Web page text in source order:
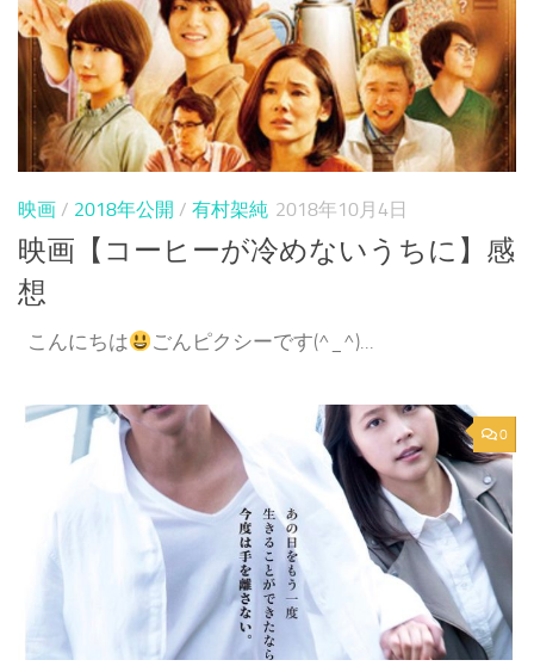
映画 / 2018年公開 / 有村架純 2018年10月4日
映画【コーヒーが冷めないうちに】感
想
こんにちは ごんピクシーです(^_^)...
0